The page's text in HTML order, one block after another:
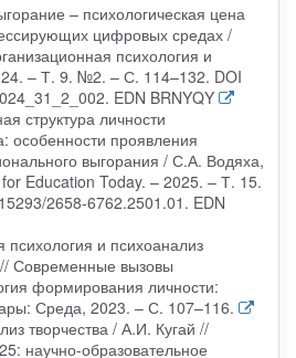
– психологическая цена
цифровых средах /
психология и
– Т. 9. №2. – С. 114–132. DOI
EDN BRNYQY
структура личности
особенности проявления
выгорания / С.А. Водяха,
Education Today. – 2025. – Т. 15.
2658-6762.2501.01. EDN
и психоанализ
Современные вызовы
формирования личности:
Среда, 2023. – С. 107–116.
творчества / А.И. Кугай //
научно-образовательное